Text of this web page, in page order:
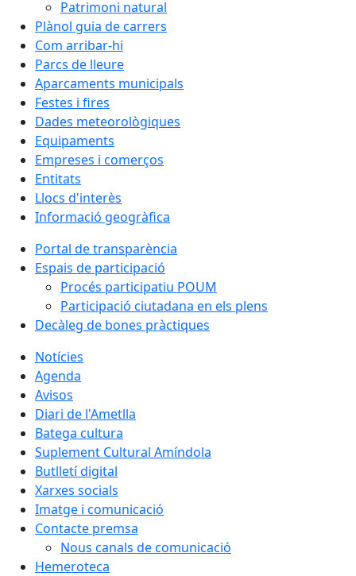
Patrimoni natural
Plànol guia de carrers
Com arribar-hi
Parcs de lleure
Aparcaments municipals
Festes i fires
Dades meteorològiques
Equipaments
Empreses i comerços
Entitats
Llocs d'interès
Informació geogràfica
Portal de transparència
Espais de participació
Procés participatiu POUM
Participació ciutadana en els plens
Decàleg de bones pràctiques
Notícies
Agenda
Avisos
Diari de l'Ametlla
Batega cultura
Suplement Cultural Amíndola
Butlletí digital
Xarxes socials
Imatge i comunicació
Contacte premsa
Nous canals de comunicació
Hemeroteca